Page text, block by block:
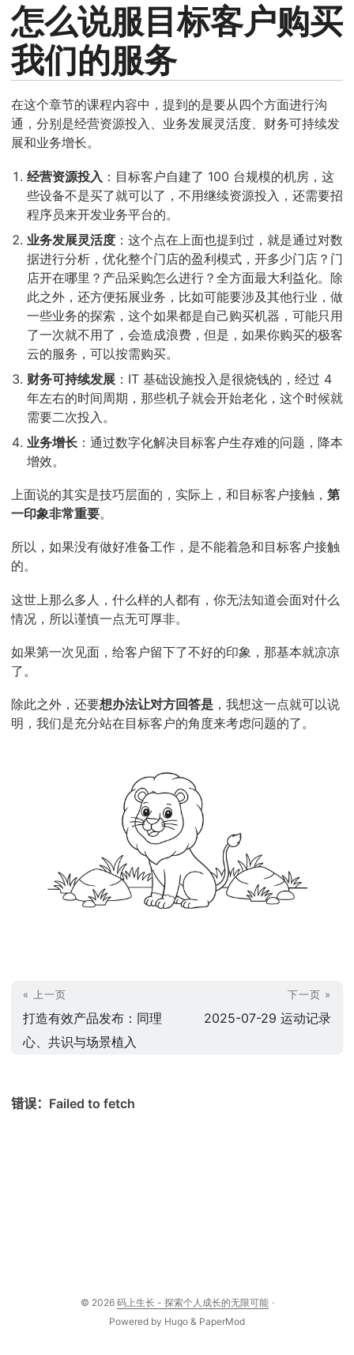
怎么说服目标客户购买
我们的服务
在这个章节的课程内容中，提到的是要从四个方面进行沟
通，分别是经营资源投入、业务发展灵活度、财务可持续发
展和业务增长。
经营资源投入 ：目标客户自建了 100 台规模的机房，这
些设备不是买了就可以了，不用继续资源投入，还需要招
程序员来开发业务平台的。
业务发展灵活度 ：这个点在上面也提到过，就是通过对数
据进行分析，优化整个门店的盈利模式，开多少门店？门
店开在哪里？产品采购怎么进行？全方面最大利益化。除
此之外，还方便拓展业务，比如可能要涉及其他行业，做
一些业务的探索，这个如果都是自己购买机器，可能只用
了一次就不用了，会造成浪费，但是，如果你购买的极客
云的服务，可以按需购买。
财务可持续发展 ：IT 基础设施投入是很烧钱的，经过 4
年左右的时间周期，那些机子就会开始老化，这个时候就
需要二次投入。
业务增长 ：通过数字化解决目标客户生存难的问题，降本
增效。
上面说的其实是技巧层面的，实际上，和目标客户接触， 第
一印象非常重要。
所以，如果没有做好准备工作，是不能着急和目标客户接触
的。
这世上那么多人，什么样的人都有，你无法知道会面对什么
情况，所以谨慎一点无可厚非。
如果第一次见面，给客户留下了不好的印象，那基本就凉凉
了。
除此之外，还要想办法让对方回答是 ，我想这一点就可以说
明，我们是充分站在目标客户的角度来考虑问题的了。
« 上一页
打造有效产品发布：同理
心、共识与场景植入
下一页 »
2025-07-29 运动记录
© 2026 码上生长 - 探索个人成长的无限可能 ·
Powered by Hugo & PaperMod